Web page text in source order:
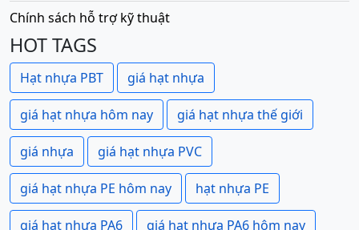
Chính sách hỗ trợ kỹ thuật
HOT TAGS
Hạt nhựa PBT giá hạt nhựa
giá hạt nhựa hôm nay giá hạt nhựa thế giới
giá nhựa giá hạt nhựa PVC
giá hạt nhựa PE hôm nay hạt nhựa PE
giá hạt nhựa PA6 giá hạt nhựa PA6 hôm nay